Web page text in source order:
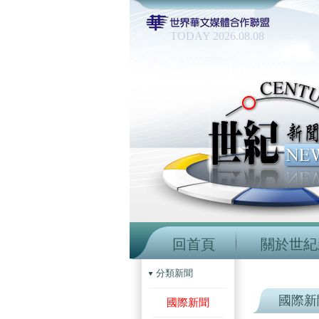
TODAY 2026.08.08
回首頁 關於世
分類新聞
國際新聞 國際